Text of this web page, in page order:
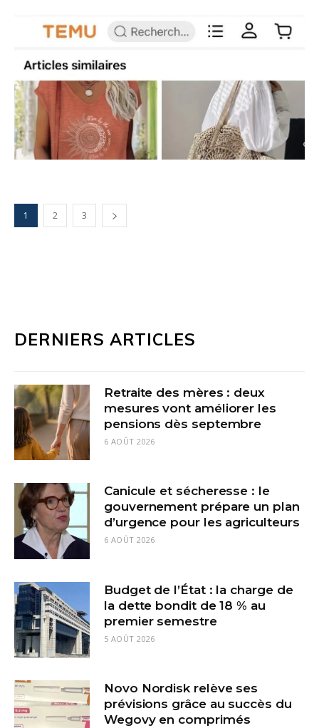
1 2 3
DERNIERS ARTICLES
Retraite des mères : deux
mesures vont améliorer les
pensions dès septembre
6 AOÛT 2026
Canicule et sécheresse : le
gouvernement prépare un plan
d’urgence pour les agriculteurs
6 AOÛT 2026
Budget de l’État : la charge de
la dette bondit de 18 % au
premier semestre
5 AOÛT 2026
Novo Nordisk relève ses
prévisions grâce au succès du
Wegovy en comprimés